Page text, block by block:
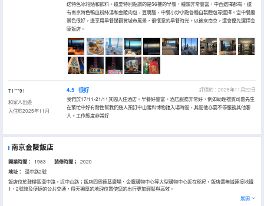
送特色冰箱貼和飲料。還要特別點讚的是56樓的早餐，種類非常豐富，中西選擇都有，還
有南京特色鴨血粉絲湯和金陵肉包，豆腐腦，中餐小炒小點各種自製麪包等選擇。空中餐廳
景色很好，邊享用早餐邊觀賞城市風景，很愜意的早餐時光。以後來南京，還會優先選擇金
陵飯店。
T1***91
和家人出遊
入住於2025年11月
4.5 很好
評價於：2025年11月22日
我們於17/11-21/11其間入住酒店。早餐好豐富。酒店服務非常好，例如助理禮賓司曹先生
在繁忙中好有耐性幫我們幾人預訂中山陵和博物館入場時間，其間他亦要不停服務其他客
人。工作態度非常好
南京金陵飯店
開業時間： 1983 装修時間； 2020
地址：
漢中路2號
飯店位於鼓樓區漢中路，近中山路；飯店四周德基廣場、金鷹購物中心等大型購物中心近在咫尺，飯店還無縫連接地鐵
1、2號線及便捷的公共交通，得天獨厚的地理位置使您的出行更加輕鬆與高效。
飯店是南京城市的“中心地標”，東西方文化在這裏交相輝映。開業至今，金陵飯店多次成功地接待世界多國政要及名流
展開